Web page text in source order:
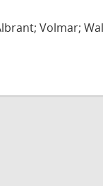
Volmar;